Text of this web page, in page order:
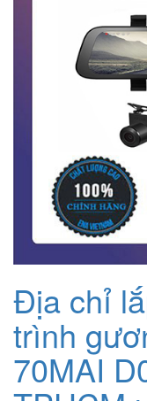
Địa chỉ
trình
70MAI